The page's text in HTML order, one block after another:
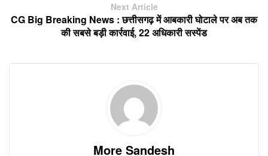
Next Article
CG Big Breaking News : छत्तीसगढ़ में आबकारी घोटाले पर अब तक
की सबसे बड़ी कार्रवाई, 22 अधिकारी सस्पेंड
More Sandesh